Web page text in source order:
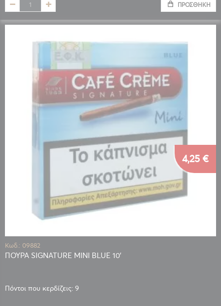
ΠΡΟΣΘΉΚΗ
Κωδ.: 09882
ΠΟΥΡΑ SIGNATURE MINI BLUE 10'
Πόντοι που κερδίζεις: 9
4,25 €